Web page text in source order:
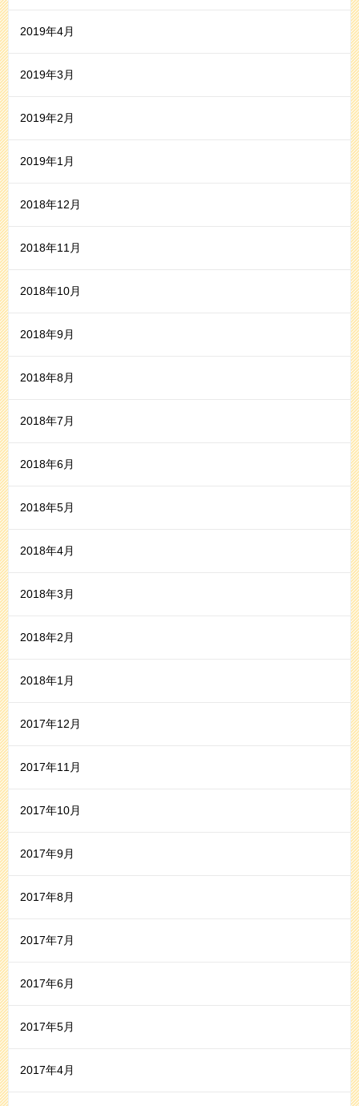
2019年4月
2019年3月
2019年2月
2019年1月
2018年12月
2018年11月
2018年10月
2018年9月
2018年8月
2018年7月
2018年6月
2018年5月
2018年4月
2018年3月
2018年2月
2018年1月
2017年12月
2017年11月
2017年10月
2017年9月
2017年8月
2017年7月
2017年6月
2017年5月
2017年4月